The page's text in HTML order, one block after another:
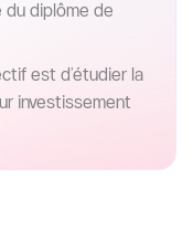
du diplôme de
est d’étudier la
investissement